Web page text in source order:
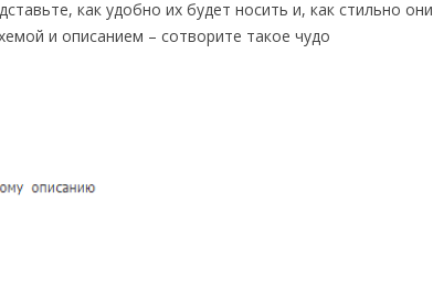
как удобно их будет носить и, как стильно они
и описанием – сотворите такое чудо